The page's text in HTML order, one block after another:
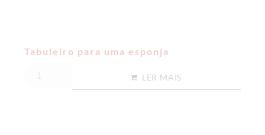
Tabuleiro para uma esponja
LER MAIS